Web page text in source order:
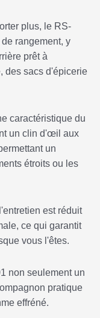
plus, le RS-
rangement, y
prêt à
des sacs d'épicerie
caractéristique du
un clin d'œil aux
un
étroits ou les
est réduit
ce qui garantit
vous l'êtes.
non seulement un
pratique
effréné.